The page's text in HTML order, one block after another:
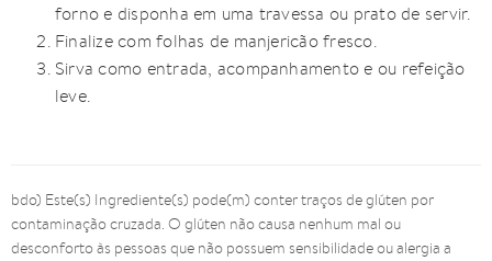
forno e disponha em uma travessa ou prato de servir.
Finalize com folhas de manjericão fresco.
Sirva como entrada, acompanhamento e ou refeição
leve.
bdo) Este(s) Ingrediente(s) pode(m) conter traços de glúten por
contaminação cruzada. O glúten não causa nenhum mal ou
desconforto às pessoas que não possuem sensibilidade ou alergia a